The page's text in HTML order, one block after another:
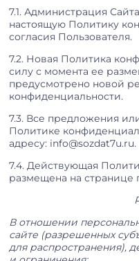
7.1. Администрация
настоящую Политику
согласия Пользователя.
7.2. Новая Политика
силу с момента ее
предусмотрено новой
конфиденциальности.
7.3. Все предложения
Политике
адресу: info@sozdat7u.ru.
7.4. Действующая
размещена на странице
В отношении
сайте (разрешенных
для распространения),